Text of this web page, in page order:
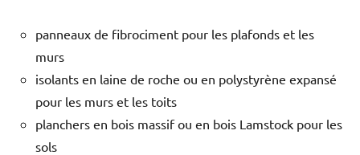
panneaux de fibrociment pour les plafonds et les
murs
isolants en laine de roche ou en polystyrène expansé
pour les murs et les toits
planchers en bois massif ou en bois Lamstock pour les
sols